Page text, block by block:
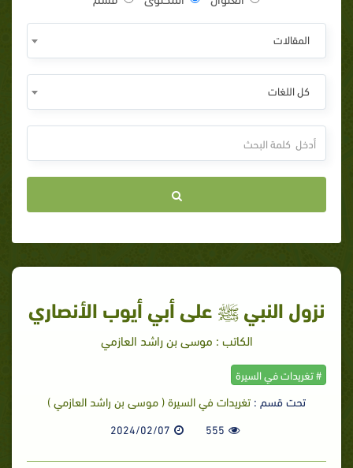
المقالات
كل اللغات
نزول النبي ﷺ على أبي أيوب الأنصاري
الكاتب : موسى بن راشد العازمي
# تغريدات في السيرة
تحت قسم : تغريدات في السيرة ( موسى بن راشد العازمي )
555
2024/02/07